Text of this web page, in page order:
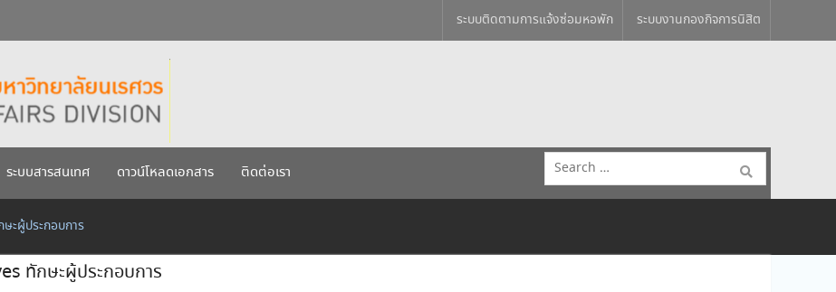
กรกฎาคม 2569
เรศวร ประจำปีการศึกษา 256
ระบบติดตามการแจ้งซ่อมหอพัก ระบบงานกองกิจการนิสิต
ระบบสารสนเทศ ดาวน์โหลดเอกสาร ติดต่อเรา
Search
for:
ะผู้ประกอบการ
ทักษะผู้ประกอบการ